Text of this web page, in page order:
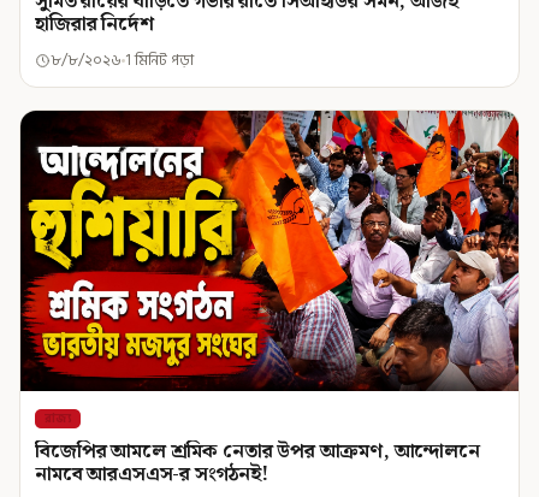
হাজিরার নির্দেশ
৮/৮/২০২৬ 1 মিনিট পড়া
রাজ্য
বিজেপির আমলে শ্রমিক নেতার উপর আক্রমণ, আন্দোলনে
নামবে আরএসএস-র সংগঠনই!